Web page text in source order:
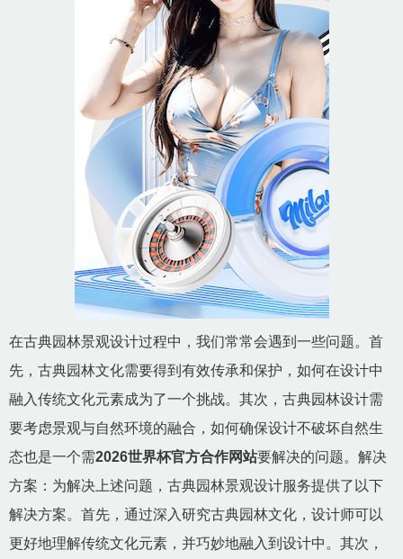
在古典园林景观设计过程中，我们常常会遇到一些问题。首
先，古典园林文化需要得到有效传承和保护，如何在设计中
融入传统文化元素成为了一个挑战。其次，古典园林设计需
要考虑景观与自然环境的融合，如何确保设计不破坏自然生
态也是一个需2026世界杯官方合作网站要解决的问题。解决
方案：为解决上述问题，古典园林景观设计服务提供了以下
解决方案。首先，通过深入研究古典园林文化，设计师可以
更好地理解传统文化元素，并巧妙地融入到设计中。其次，